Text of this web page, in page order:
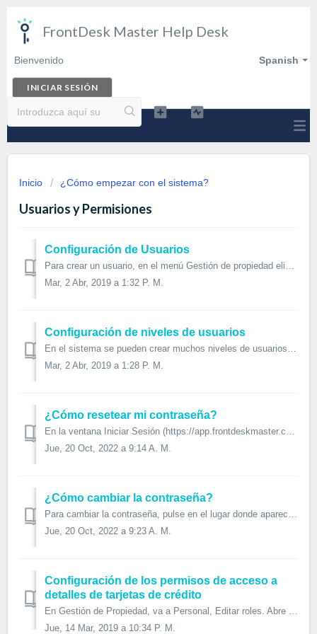
FrontDesk Master Help Desk
Spanish
Bienvenido
INICIAR SESIÓN
Inicio ¿Cómo empezar con el sistema?
Usuarios y Permisiones
Configuración de Usuarios
Para crear un usuario, en el menú Gestión de propiedad elige Personal / Editar miembros del personal. Se abrira la ventana Administrar miembros de ...
Mar, 2 Abr, 2019 a 1:32 P. M.
Configuración de niveles de usuarios
En el sistema se pueden crear muchos niveles de usuarios y, dependiendo de sus responsabilidades, otorgar y quitarles permisos. En el menu Gestión de p...
Mar, 2 Abr, 2019 a 1:28 P. M.
¿Cómo resetear mi contraseña?
En la ventana Iniciar Sesión (https://app.frontdeskmaster.com/) pon tu email y pulsa Olvidé mi contraseña. El sistema te enviará un correo con en...
Jue, 20 Oct, 2022 a 9:14 A. M.
¿Cómo cambiar la contraseña?
Para cambiar la contraseña, pulse en el lugar donde aparece tu nombre y elige Cambiar contraseña. Se abrirá la ventana Cambiar Contraseña. Coloc...
Jue, 20 Oct, 2022 a 9:23 A. M.
Configuración de los permisos de acceso a
detalles de tarjetas de crédito
En Gestión de Propiedad, va a Personal, Editar roles. Abre la role para que quieres configurar el permiso, activa o desactiva la opción Acceso a deta...
Jue, 14 Mar, 2019 a 10:34 P. M.